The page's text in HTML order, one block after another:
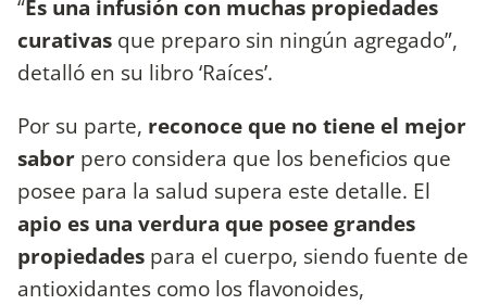
“Es una infusión con muchas propiedades
curativas que preparo sin ningún agregado”,
detalló en su libro ‘Raíces’.
Por su parte, reconoce que no tiene el mejor
sabor pero considera que los beneficios que
posee para la salud supera este detalle. El
apio es una verdura que posee grandes
propiedades para el cuerpo, siendo fuente de
antioxidantes como los flavonoides,